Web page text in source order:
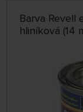
Barva Revell
hliníková (14